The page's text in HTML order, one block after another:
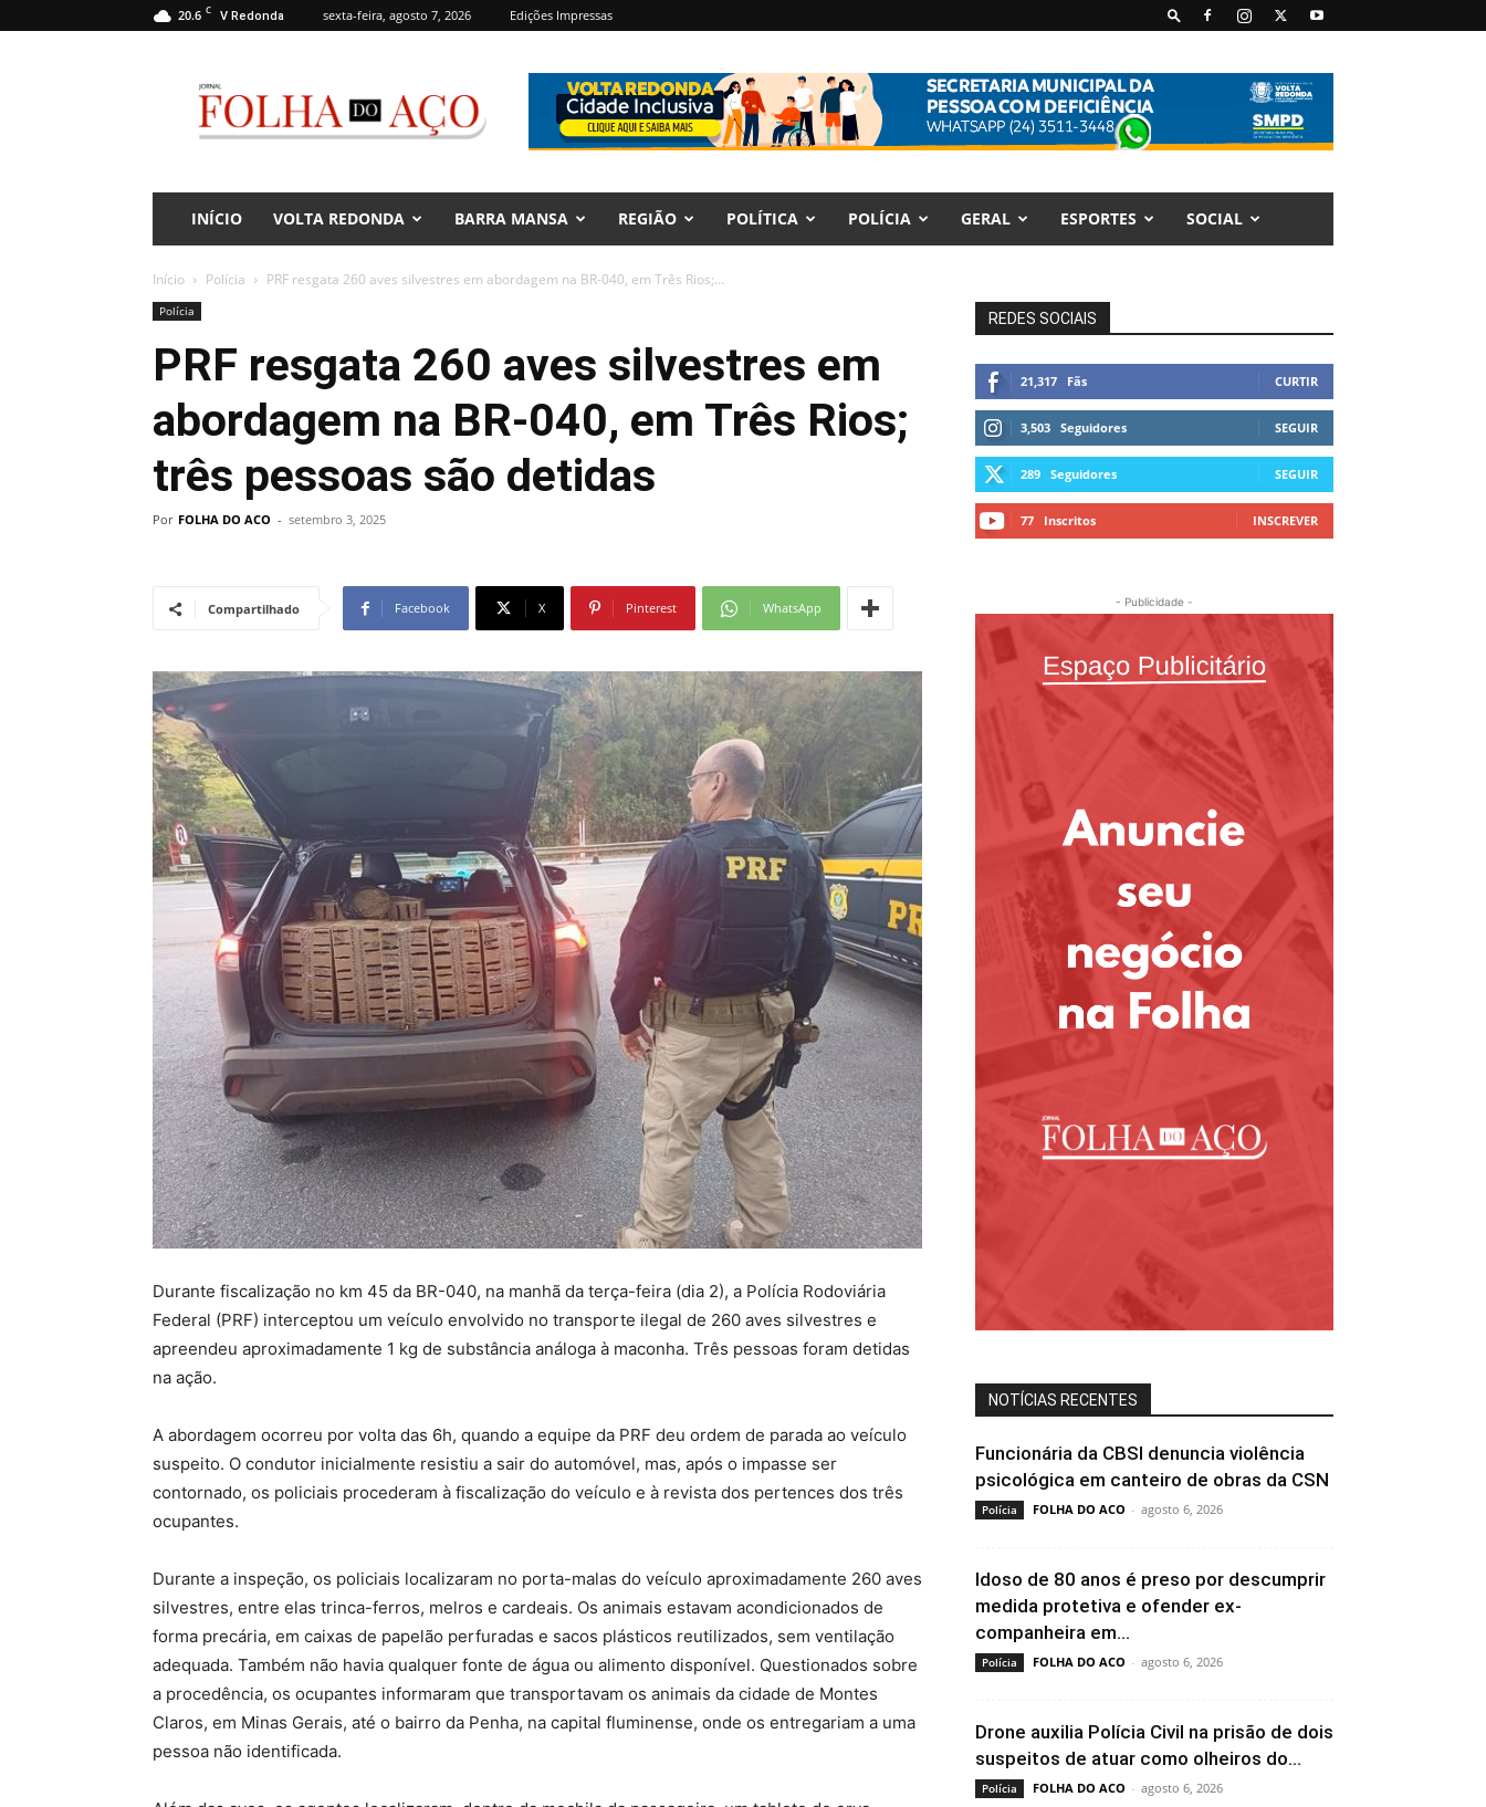
20.6 C V Redonda sexta-feira, agosto 7, 2026 Edições Impressas
Folha
do
Aço
INÍCIO VOLTA REDONDA BARRA MANSA REGIÃO POLÍTICA POLÍCIA GERAL ESPORTES SOCIAL
Início Polícia PRF resgata 260 aves silvestres em abordagem na BR-040, em Três Rios;...
Polícia
PRF resgata 260 aves silvestres em
abordagem na BR-040, em Três Rios;
três pessoas são detidas
Por FOLHA DO ACO - setembro 3, 2025
Compartilhado Facebook X Pinterest WhatsApp
Durante fiscalização no km 45 da BR-040, na manhã da terça-feira (dia 2), a Polícia Rodoviária
Federal (PRF) interceptou um veículo envolvido no transporte ilegal de 260 aves silvestres e
apreendeu aproximadamente 1 kg de substância análoga à maconha. Três pessoas foram detidas
na ação.
A abordagem ocorreu por volta das 6h, quando a equipe da PRF deu ordem de parada ao veículo
suspeito. O condutor inicialmente resistiu a sair do automóvel, mas, após o impasse ser
contornado, os policiais procederam à fiscalização do veículo e à revista dos pertences dos três
ocupantes.
Durante a inspeção, os policiais localizaram no porta-malas do veículo aproximadamente 260 aves
silvestres, entre elas trinca-ferros, melros e cardeais. Os animais estavam acondicionados de
forma precária, em caixas de papelão perfuradas e sacos plásticos reutilizados, sem ventilação
adequada. Também não havia qualquer fonte de água ou alimento disponível. Questionados sobre
a procedência, os ocupantes informaram que transportavam os animais da cidade de Montes
Claros, em Minas Gerais, até o bairro da Penha, na capital fluminense, onde os entregariam a uma
pessoa não identificada.
REDES SOCIAIS
21,317 Fãs CURTIR
3,503 Seguidores SEGUIR
289 Seguidores SEGUIR
77 Inscritos INSCREVER
- Publicidade -
NOTÍCIAS RECENTES
Funcionária da CBSI denuncia violência
psicológica em canteiro de obras da CSN
Polícia FOLHA DO ACO - agosto 6, 2026
Idoso de 80 anos é preso por descumprir
medida protetiva e ofender ex-
companheira em...
Polícia FOLHA DO ACO - agosto 6, 2026
Drone auxilia Polícia Civil na prisão de dois
suspeitos de atuar como olheiros do...
Polícia FOLHA DO ACO - agosto 6, 2026